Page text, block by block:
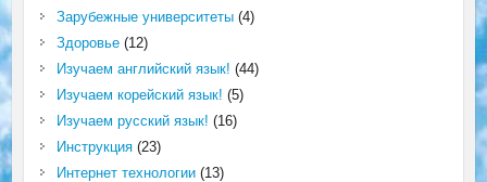
Зарубежные университеты(4)
Здоровье(12)
Изучаем английский язык! (44)
Изучаем корейский язык! (5)
Изучаем русский язык! (16)
Инструкция(23)
Интернет технологии(13)